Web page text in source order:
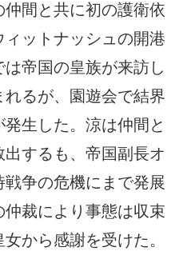
間と共に初の護衛依
ットナッシュの開港
帝国の皇族が来訪し
るが、園遊会で結界
生した。涼は仲間と
するも、帝国副長オ
争の危機にまで発展
裁により事態は収束
から感謝を受けた。